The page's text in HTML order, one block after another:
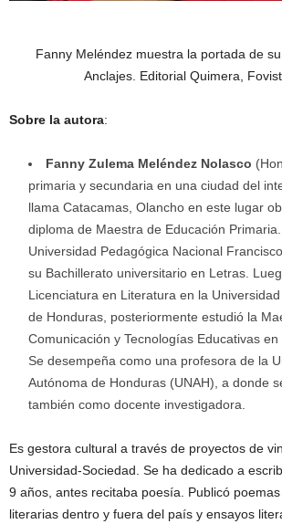
Fanny Meléndez muestra la portada de
Anclajes. Editorial Quimera,
Sobre la autora:
Fanny Zulema Meléndez Nolasco
primaria y secundaria en una ciudad del
llama Catacamas, Olancho en este lugar
diploma de Maestra de Educación
Universidad Pedagógica Nacional
su Bachillerato universitario en Letras.
Licenciatura en Literatura en la
de Honduras, posteriormente estudió la
Comunicación y Tecnologías Educativas en
Se desempeña como una profesora de la
Autónoma de Honduras (UNAH), a donde
también como docente investigadora.
Es gestora cultural a través de proyectos de
Universidad-Sociedad. Se ha dedicado a
9 años, antes recitaba poesía. Publicó
literarias dentro y fuera del país y ensayos